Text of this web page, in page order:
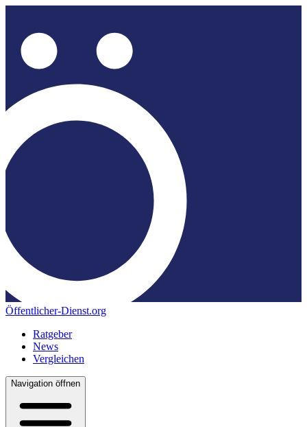
Öffentlicher-Dienst.org
Ratgeber
News
Vergleichen
Navigation öffnen